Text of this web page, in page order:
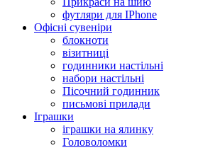
футляри для IPhone
Офісні сувеніри
блокноти
візитниці
годинники настільні
набори настільні
Пісочний годинник
письмові прилади
Іграшки
іграшки на ялинку
Головоломки